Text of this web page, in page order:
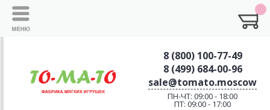
8 (800) 100-77-49
8 (499) 684-00-96
sale@tomato.moscow
ПН-ЧТ: 09:00 - 18:00
ПТ: 09:00 - 17:00